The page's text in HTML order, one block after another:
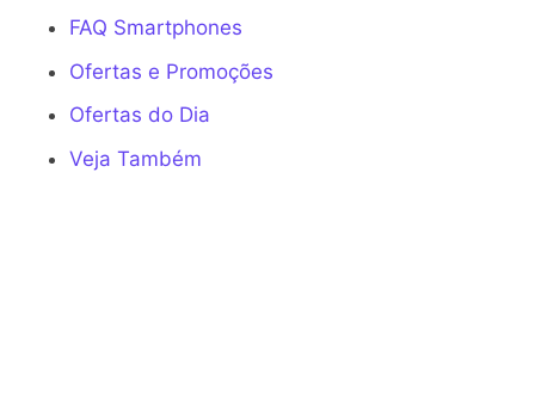
FAQ Smartphones
Ofertas e Promoções
Ofertas do Dia
Veja Também